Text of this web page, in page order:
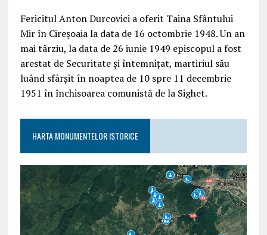
Fericitul Anton Durcovici a oferit Taina Sfântului
Mir în Cireșoaia la data de 16 octombrie 1948. Un an
mai târziu, la data de 26 iunie 1949 episcopul a fost
arestat de Securitate și întemnițat, martiriul său
luând sfârșit în noaptea de 10 spre 11 decembrie
1951 în închisoarea comunistă de la Sighet.
HARTA MONUMENTELOR ISTORICE